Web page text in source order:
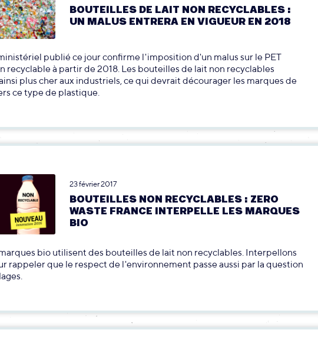
BOUTEILLES DE LAIT NON RECYCLABLES :
UN MALUS ENTRERA EN VIGUEUR EN 2018
publié ce jour confirme l'imposition d'un malus sur le PET
recyclable à partir de 2018. Les bouteilles de lait non recyclables
plus cher aux industriels, ce qui devrait décourager les marques de
ce type de plastique.
23 février 2017
BOUTEILLES NON RECYCLABLES : ZERO
WASTE FRANCE INTERPELLE LES MARQUES
BIO
bio utilisent des bouteilles de lait non recyclables. Interpellons
rappeler que le respect de l'environnement passe aussi par la question